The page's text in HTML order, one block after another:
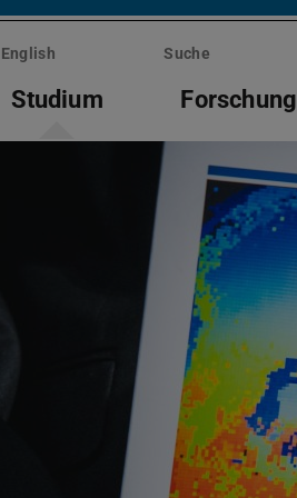
English Suche
Studium Forschung